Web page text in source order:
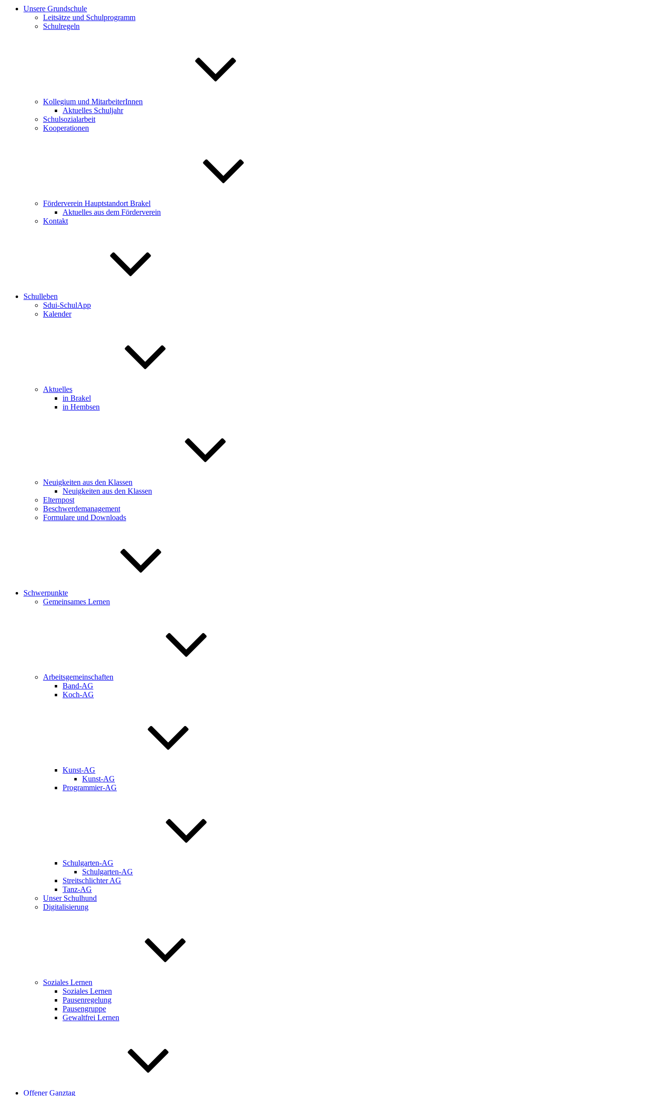
Unsere Grundschule
Leitsätze und Schulprogramm
Schulregeln
Kollegium und MitarbeiterInnen
Aktuelles Schuljahr
Schulsozialarbeit
Kooperationen
Förderverein Hauptstandort Brakel
Aktuelles aus dem Förderverein
Kontakt
Schulleben
Sdui-SchulApp
Kalender
Aktuelles
in Brakel
in Hembsen
Neuigkeiten aus den Klassen
Neuigkeiten aus den Klassen
Elternpost
Beschwerdemanagement
Formulare und Downloads
Schwerpunkte
Gemeinsames Lernen
Arbeitsgemeinschaften
Band-AG
Koch-AG
Kunst-AG
Kunst-AG
Programmier-AG
Schulgarten-AG
Schulgarten-AG
Streitschlichter AG
Tanz-AG
Unser Schulhund
Digitalisierung
Soziales Lernen
Soziales Lernen
Pausenregelung
Pausengruppe
Gewaltfrei Lernen
Offener Ganztag